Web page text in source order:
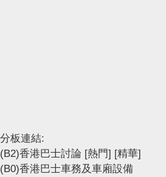
分板連結:
(B2)香港巴士討論 [熱門] [精華]
(B0)香港巴士車務及車廂設備